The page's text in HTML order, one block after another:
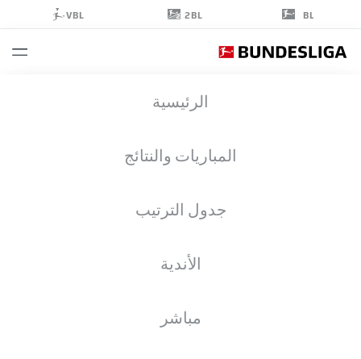
BL
2BL
VBL
الرئيسية
المباريات والنتائج
جدول الترتيب
الأندية
مباشر